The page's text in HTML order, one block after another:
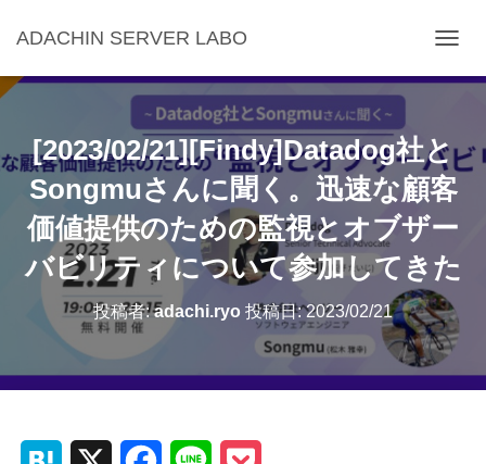
ADACHIN SERVER LABO
ビ
ョ
ン
を
替
え
[2023/02/21][Findy]Datadog社と
Songmuさんに聞く。迅速な顧客
価値提供のための監視とオブザー
バビリティについて参加してきた
投稿者:adachi.ryo 投稿日:2023/02/21